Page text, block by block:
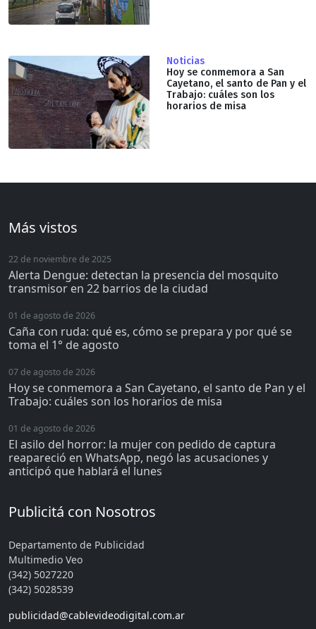
Noticias
Hoy se conmemora a San
Cayetano, el santo de Pan y el
Trabajo: cuáles son los
horarios de misa
Más vistos
22 de noviembre de 2025
Alerta Dengue: detectan la presencia del mosquito
transmisor en 22 barrios de la ciudad
01 de agosto de 2026
Caña con ruda: qué es, cómo se prepara y por qué se
toma el 1° de agosto
07 de agosto de 2026
Hoy se conmemora a San Cayetano, el santo de Pan y el
Trabajo: cuáles son los horarios de misa
01 de agosto de 2026
El asilo del horror: la mujer con pedido de captura
reapareció en WhatsApp, negó las acusaciones y
anticipó que hablará el lunes
Publicitá con Nosotros
Departamento de Publicidad
Multimedio Veo
(342) 5027220
(342) 5028539
publicidad@cablevideodigital.com.ar